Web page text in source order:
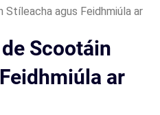
Scootáin
ar